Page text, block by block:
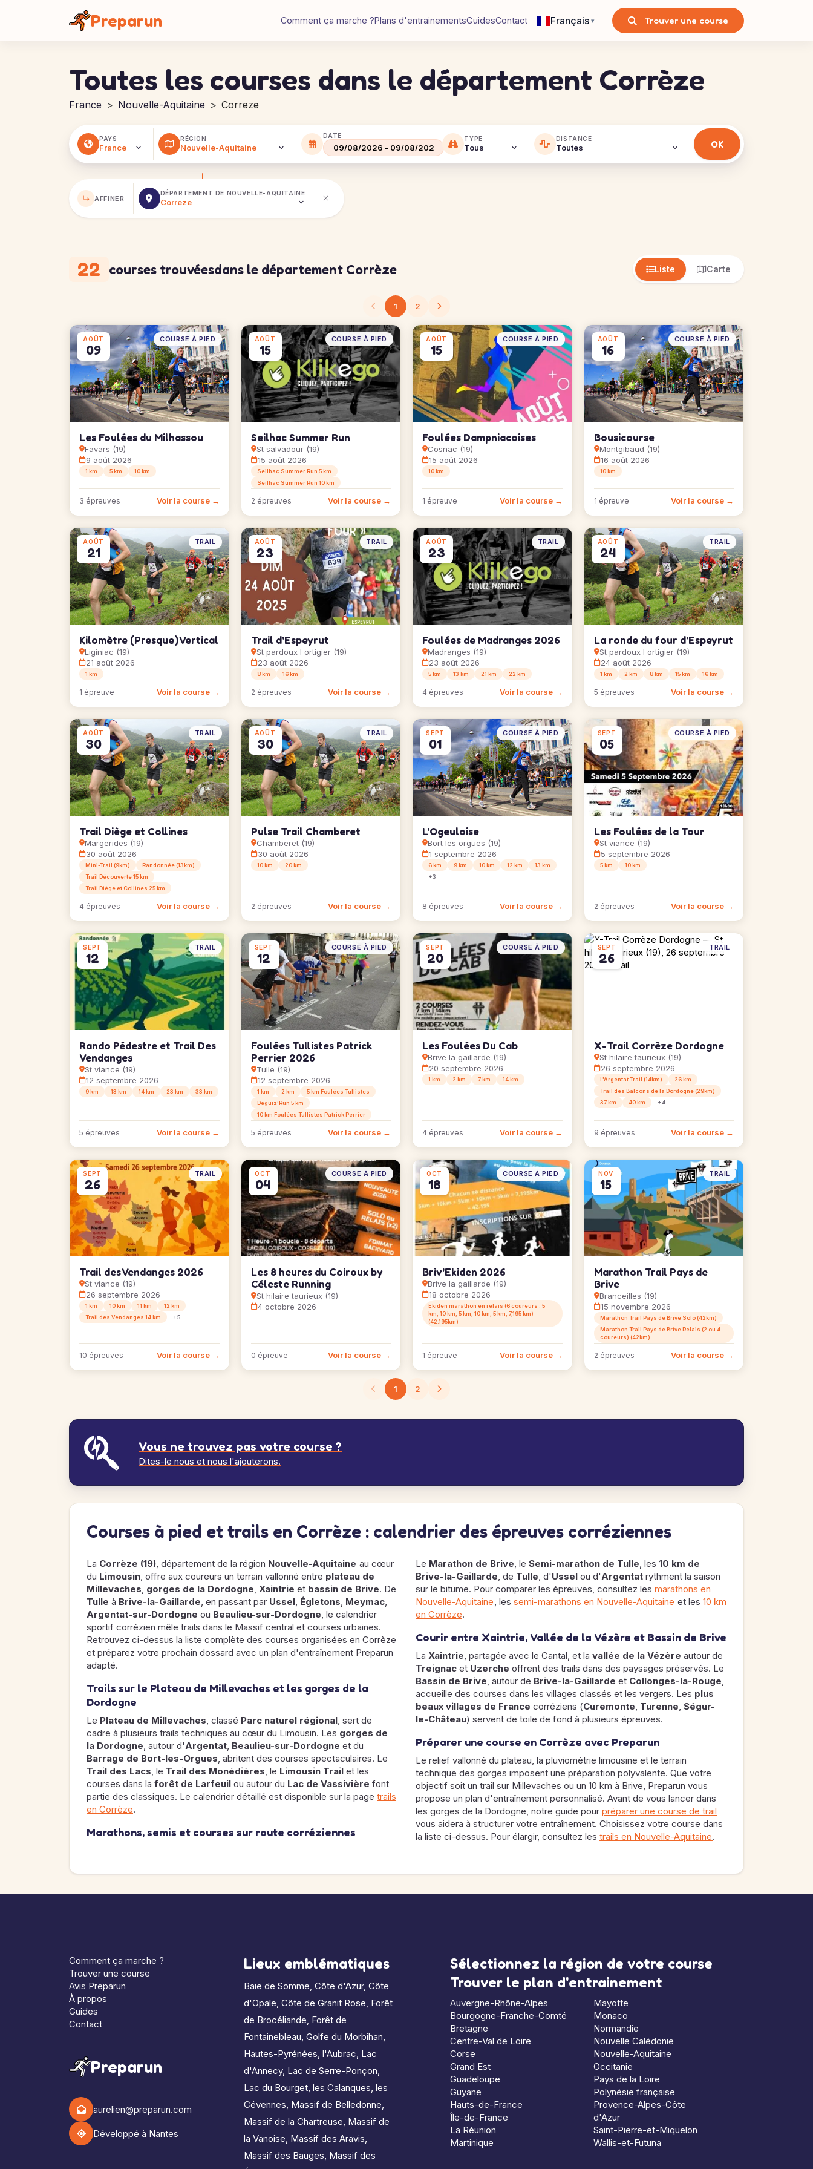
Preparun Comment ça marche ?Plans d'entrainementsGuidesContact Français ▾ Trouver une course
Toutes les courses dans le département Corrèze
France Nouvelle-Aquitaine Correze
PAYS RÉGION DATE TYPE DISTANCE
↳ AFFINER
DÉPARTEMENT DE NOUVELLE-AQUITAINE
22 courses trouvéesdans le département Corrèze Liste Carte
1 2
AOÛT
09
COURSE À PIED
Les Foulées du Milhassou
Favars (19)
9 août 2026
1 km 5 km 10 km
3 épreuves Voir la course →
AOÛT
15
COURSE À PIED
Seilhac Summer Run
St salvadour (19)
15 août 2026
Seilhac Summer Run 5 km
Seilhac Summer Run 10 km
2 épreuves Voir la course →
AOÛT
15
COURSE À PIED
Foulées Dampniacoises
Cosnac (19)
15 août 2026
10 km
1 épreuve Voir la course →
AOÛT
16
COURSE À PIED
Bousicourse
Montgibaud (19)
16 août 2026
10 km
1 épreuve Voir la course →
AOÛT
21
TRAIL
Kilomètre (Presque) Vertical
Liginiac (19)
21 août 2026
1 km
1 épreuve Voir la course →
AOÛT
23
TRAIL
Trail d'Espeyrut
St pardoux l ortigier (19)
23 août 2026
8 km 16 km
2 épreuves Voir la course →
AOÛT
23
TRAIL
Foulées de Madranges 2026
Madranges (19)
23 août 2026
5 km 13 km 21 km 22 km
4 épreuves Voir la course →
AOÛT
24
TRAIL
La ronde du four d’Espeyrut
St pardoux l ortigier (19)
24 août 2026
1 km 2 km 8 km 15 km 16 km
5 épreuves Voir la course →
AOÛT
30
TRAIL
Trail Diège et Collines
Margerides (19)
30 août 2026
Mini-Trail (9km)
Randonnée (13km)
Trail Découverte 15 km
Trail Diège et Collines 25 km
4 épreuves Voir la course →
AOÛT
30
TRAIL
Pulse Trail Chamberet
Chamberet (19)
30 août 2026
10 km 20 km
2 épreuves Voir la course →
SEPT
01
COURSE À PIED
L'Ogeuloise
Bort les orgues (19)
1 septembre 2026
6 km 9 km 10 km 12 km
13 km
+3
8 épreuves Voir la course →
SEPT
05
COURSE À PIED
Les Foulées de la Tour
St viance (19)
5 septembre 2026
5 km 10 km
2 épreuves Voir la course →
SEPT
12
TRAIL
Rando Pédestre et Trail Des
Vendanges
St viance (19)
12 septembre 2026
9 km 13 km 14 km 23 km 33 km
5 épreuves Voir la course →
SEPT
12
COURSE À PIED
Foulées Tullistes Patrick
Perrier 2026
Tulle (19)
12 septembre 2026
1 km 2 km
5 km Foulées Tullistes
Déguiz’Run 5 km
10 km Foulées Tullistes Patrick Perrier
5 épreuves Voir la course →
SEPT
20
COURSE À PIED
Les Foulées Du Cab
Brive la gaillarde (19)
20 septembre 2026
1 km 2 km 7 km 14 km
4 épreuves Voir la course →
SEPT
26
TRAIL
X-Trail Corrèze Dordogne
St hilaire taurieux (19)
26 septembre 2026
L'Argentat Trail (14km)
26 km
Trail des Balcons de la Dordogne (29km)
37 km
40 km +4
9 épreuves Voir la course →
SEPT
26
TRAIL
Trail des Vendanges 2026
St viance (19)
26 septembre 2026
1 km 10 km 11 km
12 km
Trail des Vendanges 14 km
+5
10 épreuves Voir la course →
OCT
04
COURSE À PIED
Les 8 heures du Coiroux by
Céleste Running
St hilaire taurieux (19)
4 octobre 2026
0 épreuve Voir la course →
OCT
18
COURSE À PIED
Briv'Ekiden 2026
Brive la gaillarde (19)
18 octobre 2026
Ekiden marathon en relais (6 coureurs : 5
km, 10 km, 5 km, 10 km, 5 km, 7,195 km)
(42.195km)
1 épreuve Voir la course →
NOV
15
TRAIL
Marathon Trail Pays de
Brive
Branceilles (19)
15 novembre 2026
Marathon Trail Pays de Brive Solo (42km)
Marathon Trail Pays de Brive Relais (2 ou 4
coureurs) (42km)
2 épreuves Voir la course →
1 2
Vous ne trouvez pas votre course ?
Dites-le nous et nous l'ajouterons.
Courses à pied et trails en Corrèze : calendrier des épreuves corréziennes
La Corrèze (19), département de la région Nouvelle-Aquitaine au cœur
du Limousin, offre aux coureurs un terrain vallonné entre plateau de
Millevaches, gorges de la Dordogne, Xaintrie et bassin de Brive. De
Tulle à Brive-la-Gaillarde, en passant par Ussel, Égletons, Meymac,
Argentat-sur-Dordogne ou Beaulieu-sur-Dordogne, le calendrier
sportif corrézien mêle trails dans le Massif central et courses urbaines.
Retrouvez ci-dessus la liste complète des courses organisées en Corrèze
et préparez votre prochain dossard avec un plan d'entraînement Preparun
adapté.
Trails sur le Plateau de Millevaches et les gorges de la
Dordogne
Le Plateau de Millevaches, classé Parc naturel régional, sert de
cadre à plusieurs trails techniques au cœur du Limousin. Les gorges de
la Dordogne, autour d'Argentat, Beaulieu-sur-Dordogne et du
Barrage de Bort-les-Orgues, abritent des courses spectaculaires. Le
Trail des Lacs, le Trail des Monédières, le Limousin Trail et les
courses dans la forêt de Larfeuil ou autour du Lac de Vassivière font
partie des classiques. Le calendrier détaillé est disponible sur la page trails
en Corrèze.
Marathons, semis et courses sur route corréziennes
Le Marathon de Brive, le Semi-marathon de Tulle, les 10 km de
Brive-la-Gaillarde, de Tulle, d'Ussel ou d'Argentat rythment la saison
sur le bitume. Pour comparer les épreuves, consultez les marathons en
Nouvelle-Aquitaine, les semi-marathons en Nouvelle-Aquitaine et les 10 km
en Corrèze.
Courir entre Xaintrie, Vallée de la Vézère et Bassin de Brive
La Xaintrie, partagée avec le Cantal, et la vallée de la Vézère autour de
Treignac et Uzerche offrent des trails dans des paysages préservés. Le
Bassin de Brive, autour de Brive-la-Gaillarde et Collonges-la-Rouge,
accueille des courses dans les villages classés et les vergers. Les plus
beaux villages de France corréziens (Curemonte, Turenne, Ségur-
le-Château) servent de toile de fond à plusieurs épreuves.
Préparer une course en Corrèze avec Preparun
Le relief vallonné du plateau, la pluviométrie limousine et le terrain
technique des gorges imposent une préparation polyvalente. Que votre
objectif soit un trail sur Millevaches ou un 10 km à Brive, Preparun vous
propose un plan d'entraînement personnalisé. Avant de vous lancer dans
les gorges de la Dordogne, notre guide pour préparer une course de trail
vous aidera à structurer votre entraînement. Choisissez votre course dans
la liste ci-dessus. Pour élargir, consultez les trails en Nouvelle-Aquitaine.
Comment ça marche ?
Trouver une course
Avis Preparun
À propos
Guides
Contact
Preparun
aurelien@preparun.com
Développé à Nantes
Lieux emblématiques
Baie de Somme, Côte d'Azur, Côte
d'Opale, Côte de Granit Rose, Forêt
de Brocéliande, Forêt de
Fontainebleau, Golfe du Morbihan,
Hautes-Pyrénées, l'Aubrac, Lac
d'Annecy, Lac de Serre-Ponçon,
Lac du Bourget, les Calanques, les
Cévennes, Massif de Belledonne,
Massif de la Chartreuse, Massif de
la Vanoise, Massif des Aravis,
Massif des Bauges, Massif des
Sélectionnez la région de votre course
Trouver le plan d'entrainement
Auvergne-Rhône-Alpes
Bourgogne-Franche-Comté
Bretagne
Centre-Val de Loire
Corse
Grand Est
Guadeloupe
Guyane
Hauts-de-France
Île-de-France
La Réunion
Martinique
Mayotte
Monaco
Normandie
Nouvelle Calédonie
Nouvelle-Aquitaine
Occitanie
Pays de la Loire
Polynésie française
Provence-Alpes-Côte
d'Azur
Saint-Pierre-et-Miquelon
Wallis-et-Futuna